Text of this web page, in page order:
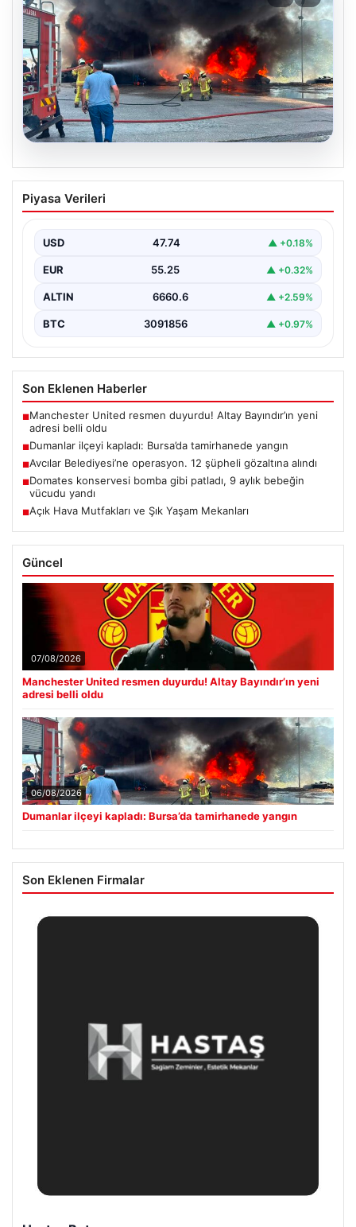
06.08.2026
Dumanlar ilçeyi kapladı: Bursa’da
tamirhanede yangın
Piyasa Verileri
USD 47.74 ▲ +0.18%
EUR 55.25 ▲ +0.32%
ALTIN 6660.6 ▲ +2.59%
BTC 3091856 ▲ +0.97%
Son Eklenen Haberler
■Manchester United resmen duyurdu! Altay Bayındır’ın yeni
adresi belli oldu
■Dumanlar ilçeyi kapladı: Bursa’da tamirhanede yangın
■Avcılar Belediyesi’ne operasyon. 12 şüpheli gözaltına alındı
■Domates konservesi bomba gibi patladı, 9 aylık bebeğin
vücudu yandı
■Açık Hava Mutfakları ve Şık Yaşam Mekanları
Güncel
07/08/2026
Manchester United resmen duyurdu! Altay Bayındır’ın yeni
adresi belli oldu
06/08/2026
Dumanlar ilçeyi kapladı: Bursa’da tamirhanede yangın
Son Eklenen Firmalar